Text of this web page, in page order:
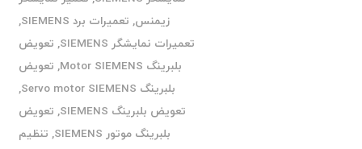
زیمنس, تعمیرات برد SIEMENS
,
تعمیرات نمایشگر SIEMENS
, تعویض
بلبرینگ Motor SIEMENS
, تعویض
بلبرینگ Servo motor SIEMENS
,
تعویض بلبرینگ SIEMENS
, تعویض
بلبرینگ موتور SIEMENS
, تنظیم